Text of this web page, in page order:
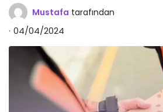
Mustafa tarafından
04/04/2024